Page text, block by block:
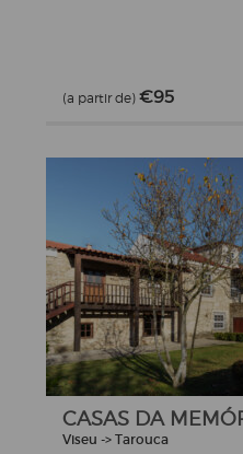
(a partir de) €95
CASAS DA
Viseu -> Tarouca